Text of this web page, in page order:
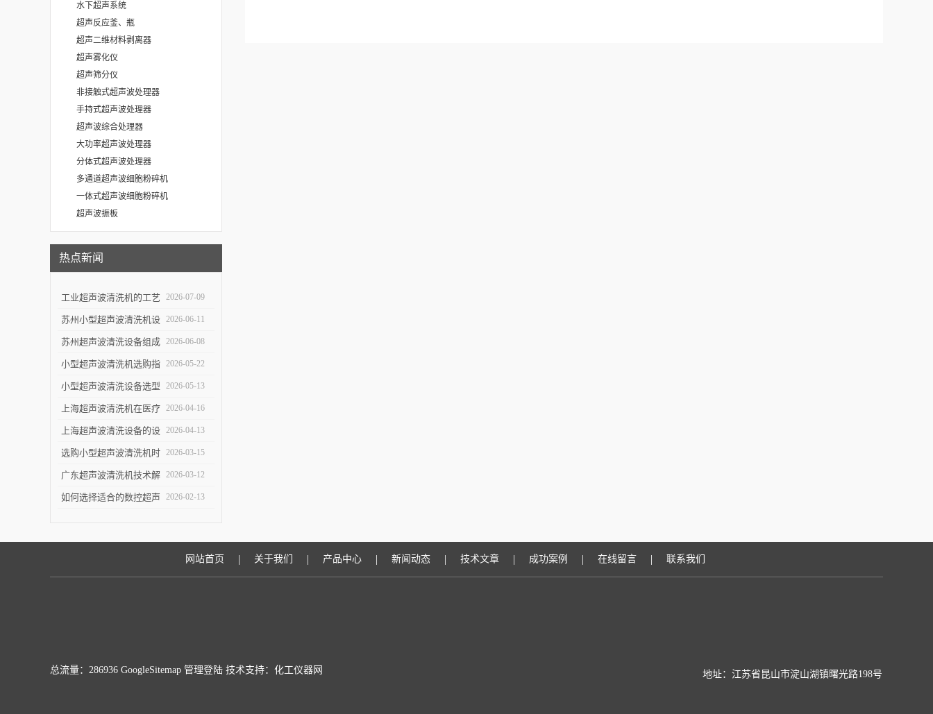
水下超声系统
超声反应釜、瓶
超声二维材料剥离器
超声雾化仪
超声筛分仪
非接触式超声波处理器
手持式超声波处理器
超声波综合处理器
大功率超声波处理器
分体式超声波处理器
多通道超声波细胞粉碎机
一体式超声波细胞粉碎机
超声波振板
热点新闻
工业超声波清洗机的工艺
设计与清洗效率提升
2026-07-09
苏州小型超声波清洗机设
计特点与实验室便携使用
优势
2026-06-11
苏州超声波清洗设备组成
结构与自动化清洗流程解
析
2026-06-08
小型超声波清洗机选购指
南：5个关键参数决定清
洁效果
2026-05-22
小型超声波清洗设备选型
指南：关键参数与实验
室/工业场景适配要点
2026-05-13
上海超声波清洗机在医疗
设备清洗中的应用
2026-04-16
上海超声波清洗设备的设
计优化与技术进展
2026-04-13
选购小型超声波清洗机时
的五个关键指标
2026-03-15
广东超声波清洗机技术解
析：原理与优势
2026-03-12
如何选择适合的数控超声 2026-02-13
网站首页 | 关于我们 | 产品中心 | 新闻动态 | 技术文章 | 成功案例 | 在线留言 | 联系我们
总流量：286936 GoogleSitemap 管理登陆 技术支持： 化工仪器网 地址：江苏省昆山市淀山湖镇曙光路198号